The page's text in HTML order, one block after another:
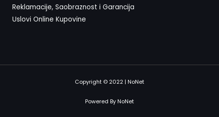
Reklamacije, Saobraznost i Garancija
Uslovi Online Kupovine
Copyright © 2022 | NoNet
Powered By NoNet